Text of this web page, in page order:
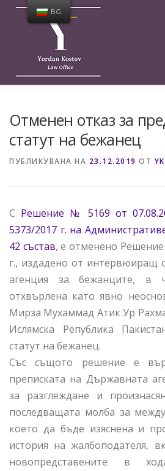
съдържанието
Отменен отказ за
статут на бежанец
ПУБЛИКУВАНА НА 23.12.2019 ОТ
С Решение № 5169 от
5373/2017 г. на
42 състав, е отменено
г., издадено от интервюиращ
агенция за бежанците, в
отхвърлена като явно
Мирза Мухаммад Атик Ур
Ислямска Република
статут на бежанец.
Със същото решение е
преписката на Държавната
за разглеждане и
последващата молба за
което да бъде изяснена и
история на жалбоподателя,
новопредставените в
BG